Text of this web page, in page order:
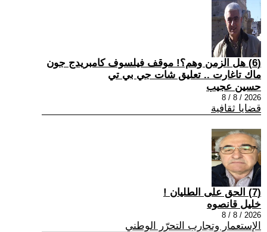
(6) هل الزمن وهم؟! موقف فيلسوف كامبريدج جون
ماك تاغارت .. تعليق شات جي بي تي
حسين عجيب
2026 / 8 / 8
قضايا ثقافية
(7) الحق على الطليان !
خليل قانصوه
2026 / 8 / 8
الإستعمار وتجارب التحرّر الوطني